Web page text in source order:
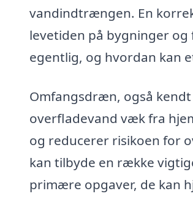
vandindtrængen. En
levetiden på bygninger
egentlig, og hvordan kan
Omfangsdræn, også
overfladevand væk fra
og reducerer risikoen for
kan tilbyde en række
primære opgaver, de kan